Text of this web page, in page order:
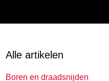
Alle artikelen
Boren en draadsnijden